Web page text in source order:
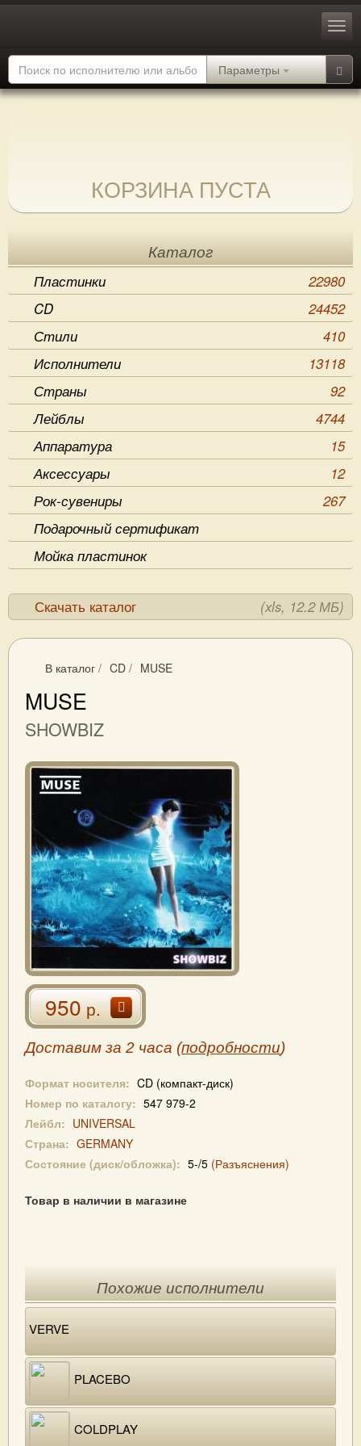
Параметры
КОРЗИНА ПУСТА
Каталог
Пластинки
22980
CD
24452
Стили
410
Исполнители
13118
Страны
92
Лейблы
4744
Аппаратура
15
Аксессуары
12
Рок-сувениры
267
Подарочный сертификат
Мойка пластинок
Скачать каталог (xls, 12.2 МБ)
В каталог / CD / MUSE
MUSE
SHOWBIZ
950р.
Доставим за 2 часа (подробности)
Формат носителя: CD (компакт-диск)
Номер по каталогу: 547 979-2
Лейбл: UNIVERSAL
Страна: GERMANY
Состояние (диск/обложка): 5-/5 (Разъяснения)
Товар в наличии в магазине
Похожие исполнители
VERVE
PLACEBO
COLDPLAY